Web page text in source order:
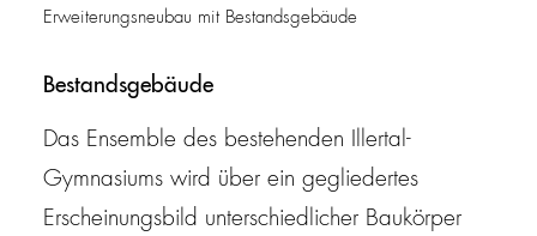
Erweiterungsneubau mit Bestandsgebäude
Bestandsgebäude
Das Ensemble des bestehenden Illertal-
Gymnasiums wird über ein gegliedertes
Erscheinungsbild unterschiedlicher Baukörper